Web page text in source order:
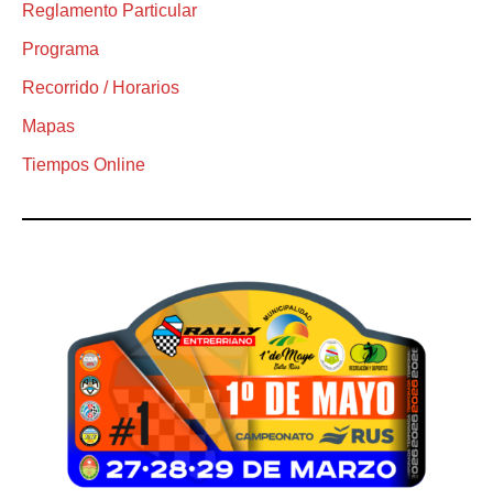
Reglamento Particular
Programa
Recorrido / Horarios
Mapas
Tiempos Online